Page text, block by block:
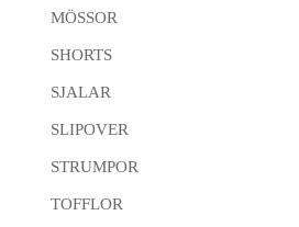
MÖSSOR
SHORTS
SJALAR
SLIPOVER
STRUMPOR
TOFFLOR